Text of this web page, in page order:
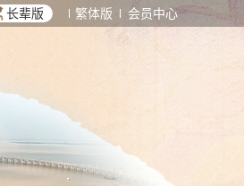
长辈版 繁体版 会员中心